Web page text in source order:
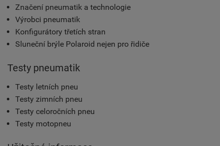
Značení pneumatik a technologie
Výrobci pneumatik
Konfigurátory třetích stran
Sluneční brýle Polaroid nejen pro řidiče
Testy pneumatik
Testy letních pneu
Testy zimních pneu
Testy celoročních pneu
Testy motopneu